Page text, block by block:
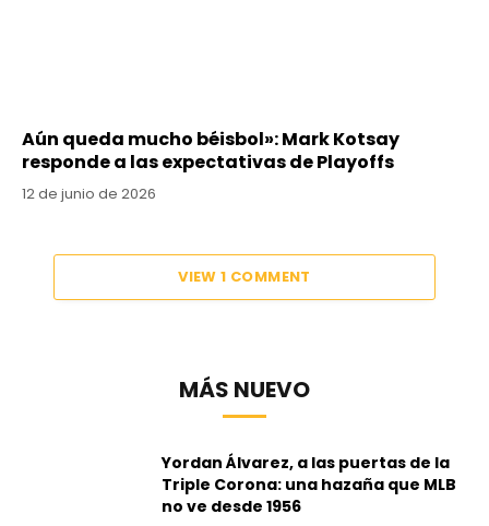
Aún queda mucho béisbol»: Mark Kotsay
responde a las expectativas de Playoffs
12 de junio de 2026
VIEW 1 COMMENT
MÁS NUEVO
Yordan Álvarez, a las puertas de la
Triple Corona: una hazaña que MLB
no ve desde 1956